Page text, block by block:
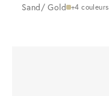
Sand/ Gold +4 couleurs